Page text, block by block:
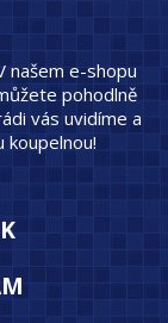
našem e-shopu
pohodlně
vás uvidíme a
koupelnou!